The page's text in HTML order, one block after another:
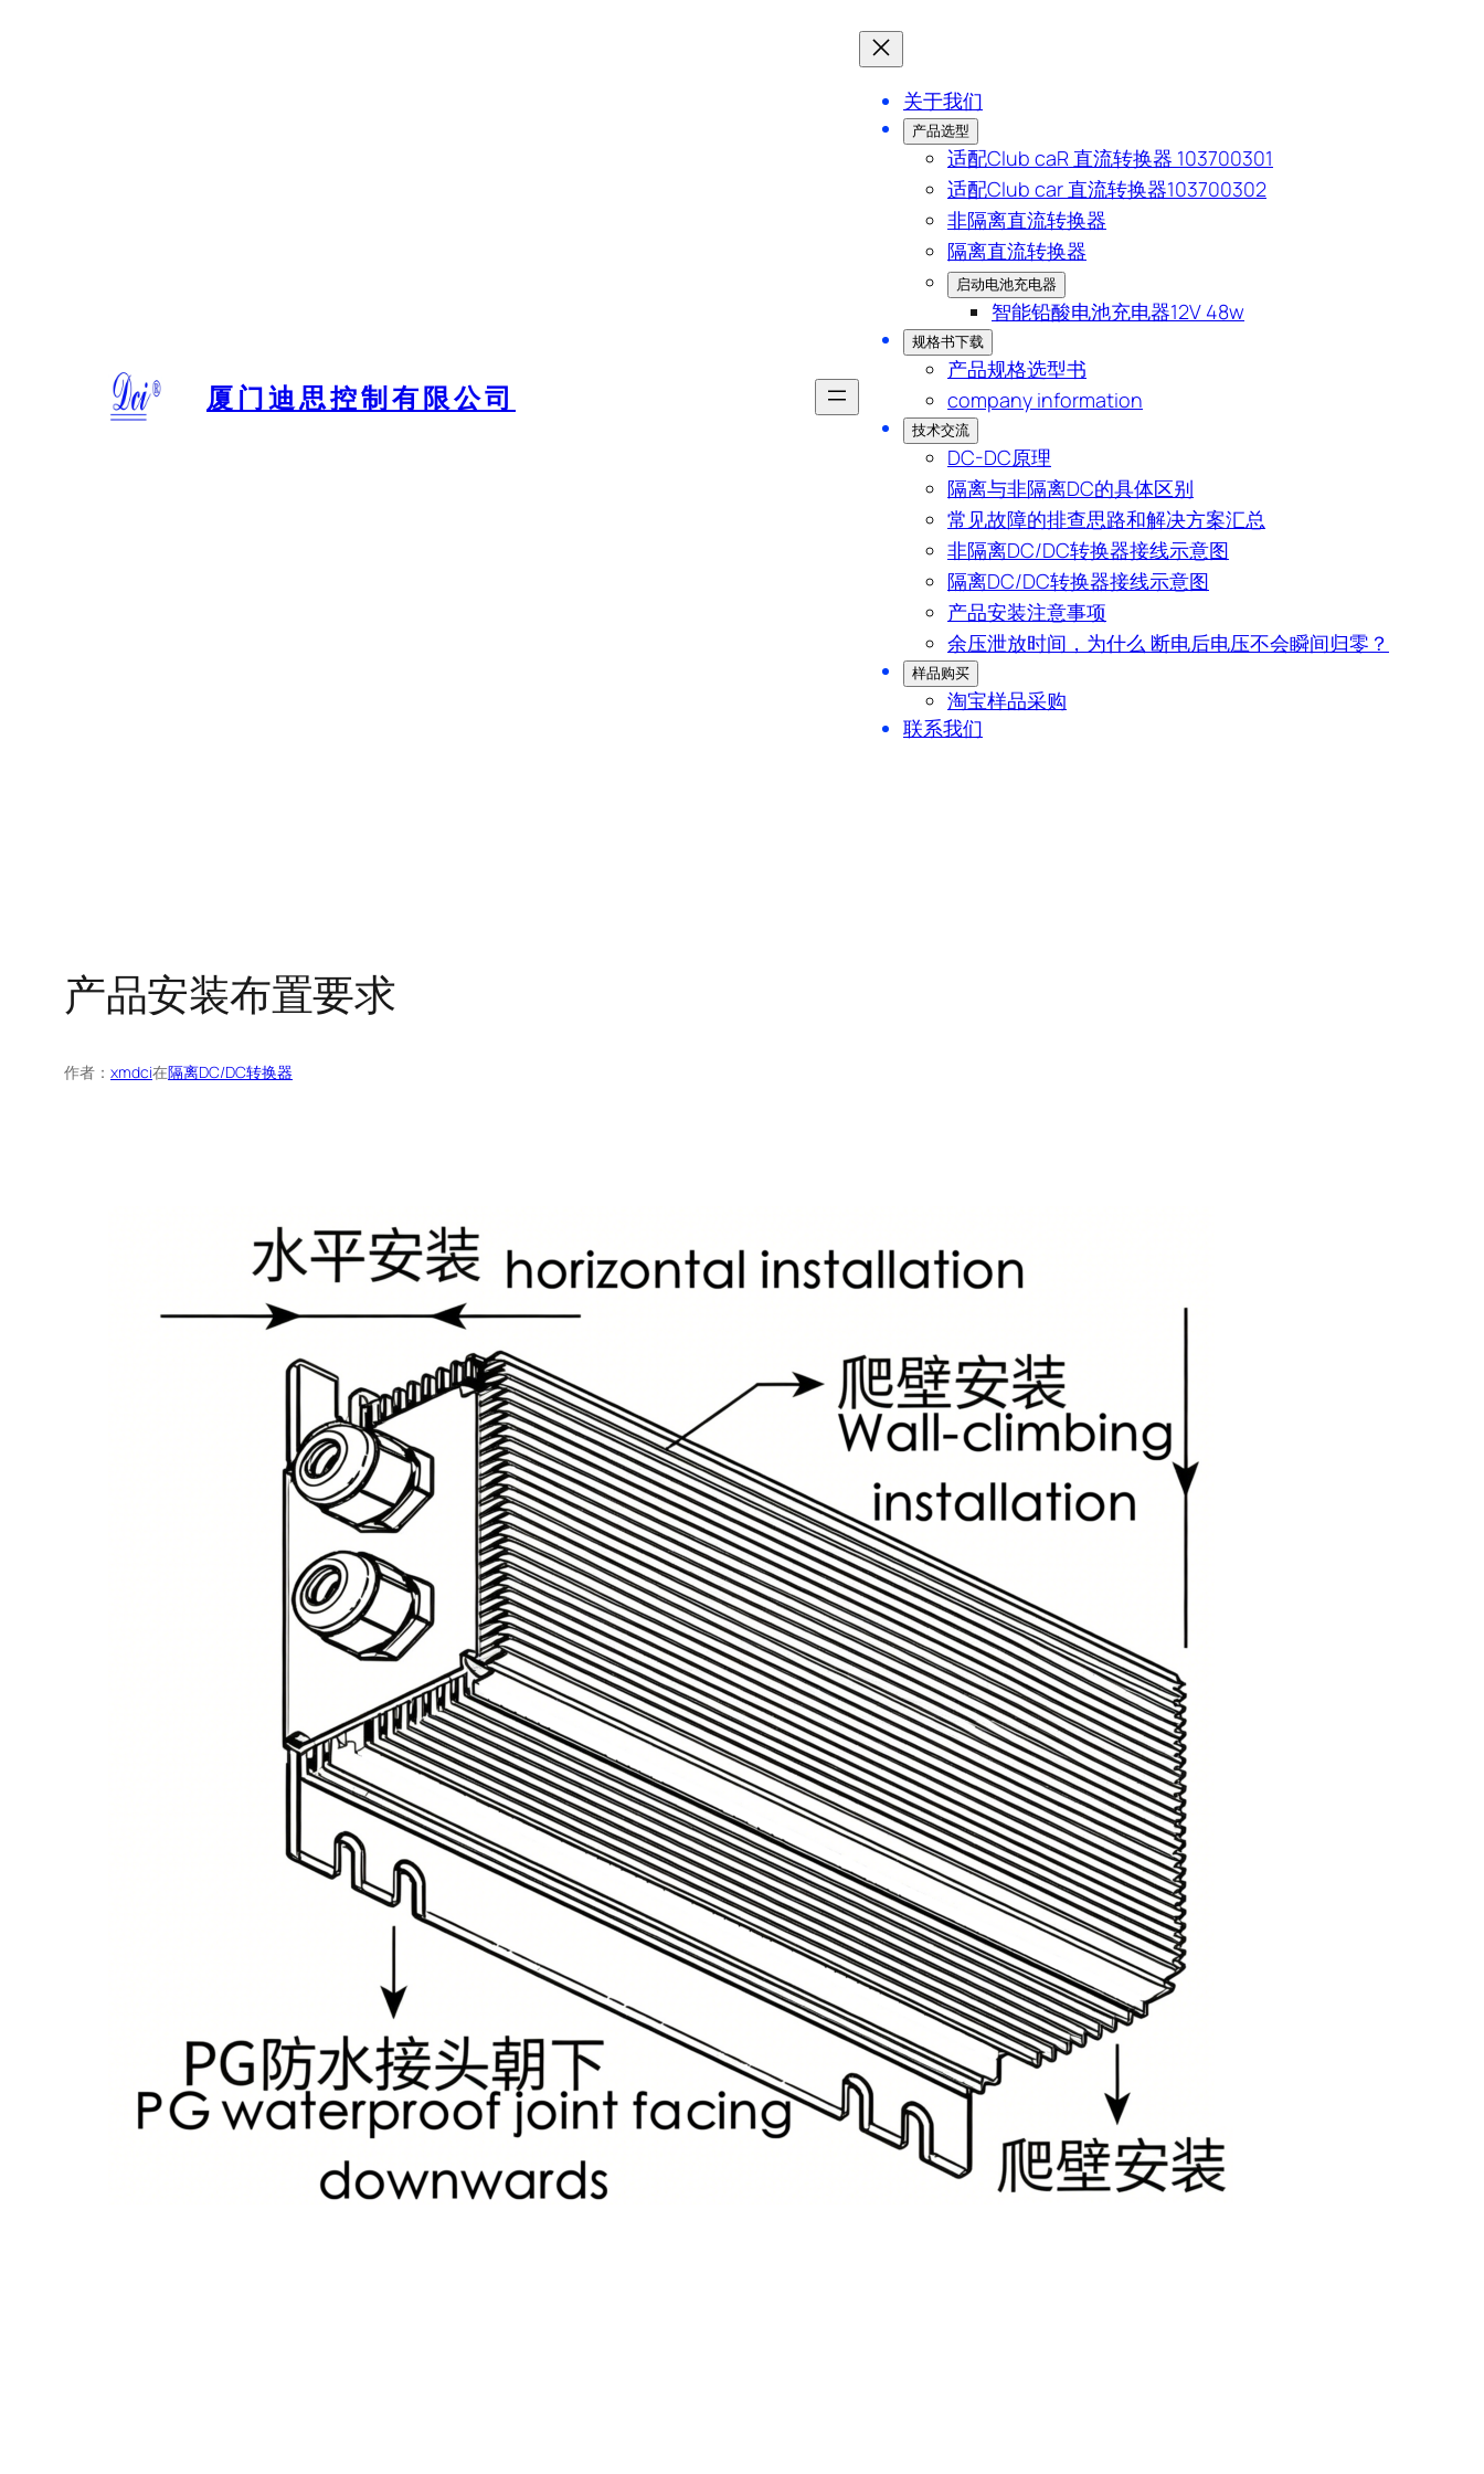
厦门迪思控制有限公司
关于我们
产品选型
适配Club caR 直流转换器 103700301
适配Club car 直流转换器103700302
非隔离直流转换器
隔离直流转换器
启动电池充电器
智能铅酸电池充电器12V 48w
规格书下载
产品规格选型书
company information
技术交流
DC-DC原理
隔离与非隔离DC的具体区别
常见故障的排查思路和解决方案汇总
非隔离DC/DC转换器接线示意图
隔离DC/DC转换器接线示意图
产品安装注意事项
余压泄放时间，为什么 断电后电压不会瞬间归零？
样品购买
淘宝样品采购
联系我们
产品安装布置要求
作者： xmdci在隔离DC/DC转换器